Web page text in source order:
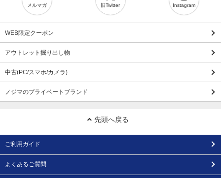
メルマガ 旧Twitter Instagram
WEB限定クーポン
アウトレット掘り出し物
中古(PC/スマホ/カメラ)
ノジマのプライベートブランド
先頭へ戻る
ご利用ガイド
よくあるご質問